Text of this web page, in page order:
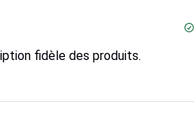
fidèle des produits.